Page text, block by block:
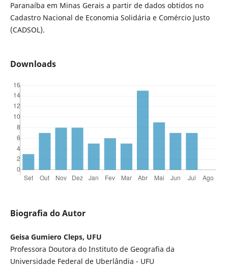
Paranaíba em Minas Gerais a partir de dados obtidos no
Cadastro Nacional de Economia Solidária e Comércio Justo
(CADSOL).
Downloads
Biografia do Autor
Geisa Gumiero Cleps, UFU
Professora Doutora do Instituto de Geografia da
Universidade Federal de Uberlândia - UFU